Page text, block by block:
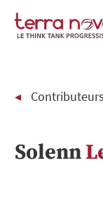
Contributeurs
Solenn